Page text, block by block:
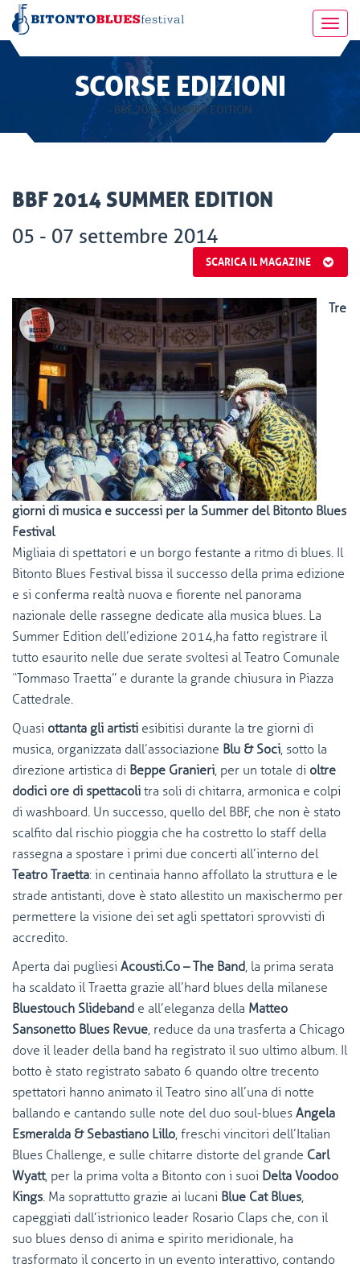
SCORSE EDIZIONI
- BBF 2014 SUMMER EDITION
BBF 2014 SUMMER EDITION
05 - 07 settembre 2014
SCARICA IL MAGAZINE
Tre
giorni di musica e successi per la Summer del Bitonto Blues
Festival
Migliaia di spettatori e un borgo festante a ritmo di blues. Il
Bitonto Blues Festival bissa il successo della prima edizione
e si conferma realtà nuova e fiorente nel panorama
nazionale delle rassegne dedicate alla musica blues. La
Summer Edition dell’edizione 2014,ha fatto registrare il
tutto esaurito nelle due serate svoltesi al Teatro Comunale
“Tommaso Traetta” e durante la grande chiusura in Piazza
Cattedrale.
Quasi ottanta gli artisti esibitisi durante la tre giorni di
musica, organizzata dall’associazione Blu & Soci, sotto la
direzione artistica di Beppe Granieri, per un totale di oltre
dodici ore di spettacoli tra soli di chitarra, armonica e colpi
di washboard. Un successo, quello del BBF, che non è stato
scalfito dal rischio pioggia che ha costretto lo staff della
rassegna a spostare i primi due concerti all’interno del
Teatro Traetta: in centinaia hanno affollato la struttura e le
strade antistanti, dove è stato allestito un maxischermo per
permettere la visione dei set agli spettatori sprovvisti di
accredito.
Aperta dai pugliesi Acousti.Co – The Band, la prima serata
ha scaldato il Traetta grazie all’hard blues della milanese
Bluestouch Slideband e all’eleganza della Matteo
Sansonetto Blues Revue, reduce da una trasferta a Chicago
dove il leader della band ha registrato il suo ultimo album. Il
botto è stato registrato sabato 6 quando oltre trecento
spettatori hanno animato il Teatro sino all’una di notte
ballando e cantando sulle note del duo soul-blues Angela
Esmeralda & Sebastiano Lillo, freschi vincitori dell’Italian
Blues Challenge, e sulle chitarre distorte del grande Carl
Wyatt, per la prima volta a Bitonto con i suoi Delta Voodoo
Kings. Ma soprattutto grazie ai lucani Blue Cat Blues,
capeggiati dall’istrionico leader Rosario Claps che, con il
suo blues denso di anima e spirito meridionale, ha
trasformato il concerto in un evento interattivo, contando